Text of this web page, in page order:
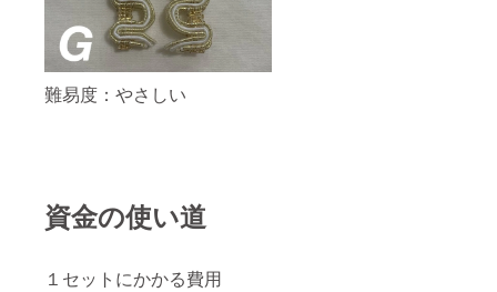
難易度：やさしい
資金の使い道
１セットにかかる費用